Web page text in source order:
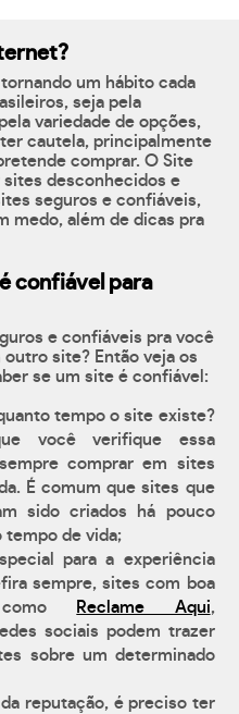
um hábito cada
seja pela
variedade de opções,
cautela, principalmente
comprar. O Site
desconhecidos e
seguros e confiáveis,
medo, além de dicas pra
confiável para
e confiáveis pra você
site? Então veja os
se um site é confiável:
tempo o site existe?
você verifique essa
comprar em sites
É comum que sites que
sido criados há pouco
tempo de vida;
para a experiência
sempre, sites com boa
como
Reclame Aqui,
sociais podem trazer
sobre um determinado
reputação, é preciso ter